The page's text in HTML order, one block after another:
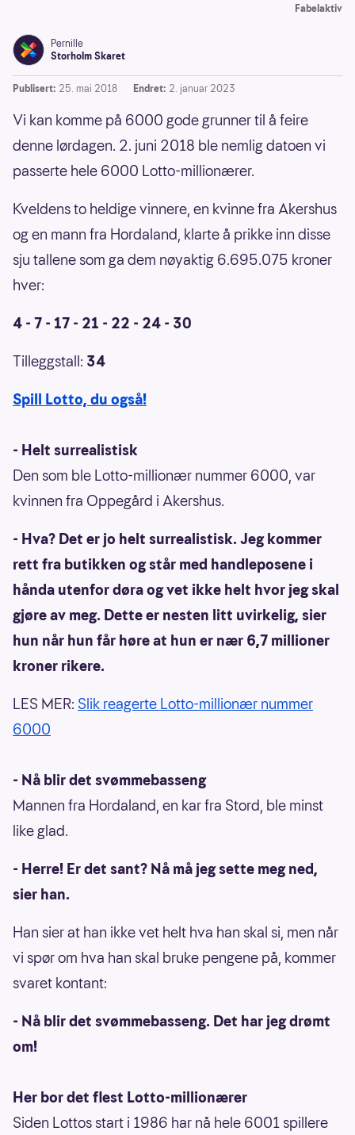
Fabelaktiv
Pernille
Storholm Skaret
Publisert: 25. mai 2018 Endret: 2. januar 2023
Vi kan komme på 6000 gode grunner til å feire
denne lørdagen. 2. juni 2018 ble nemlig datoen vi
passerte hele 6000 Lotto-millionærer.
Kveldens to heldige vinnere, en kvinne fra Akershus
og en mann fra Hordaland, klarte å prikke inn disse
sju tallene som ga dem nøyaktig 6.695.075 kroner
hver:
4 - 7 - 17 - 21 - 22 - 24 - 30
Tilleggstall: 34
Spill Lotto, du også!
- Helt surrealistisk
Den som ble Lotto-millionær nummer 6000, var
kvinnen fra Oppegård i Akershus.
- Hva? Det er jo helt surrealistisk. Jeg kommer
rett fra butikken og står med handleposene i
hånda utenfor døra og vet ikke helt hvor jeg skal
gjøre av meg. Dette er nesten litt uvirkelig, sier
hun når hun får høre at hun er nær 6,7 millioner
kroner rikere.
LES MER: Slik reagerte Lotto-millionær nummer
6000
- Nå blir det svømmebasseng
Mannen fra Hordaland, en kar fra Stord, ble minst
like glad.
- Herre! Er det sant? Nå må jeg sette meg ned,
sier han.
Han sier at han ikke vet helt hva han skal si, men når
vi spør om hva han skal bruke pengene på, kommer
svaret kontant:
- Nå blir det svømmebasseng. Det har jeg drømt
om!
Her bor det flest Lotto-millionærer
Siden Lottos start i 1986 har nå hele 6001 spillere